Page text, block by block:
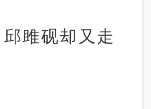
雎砚却又走